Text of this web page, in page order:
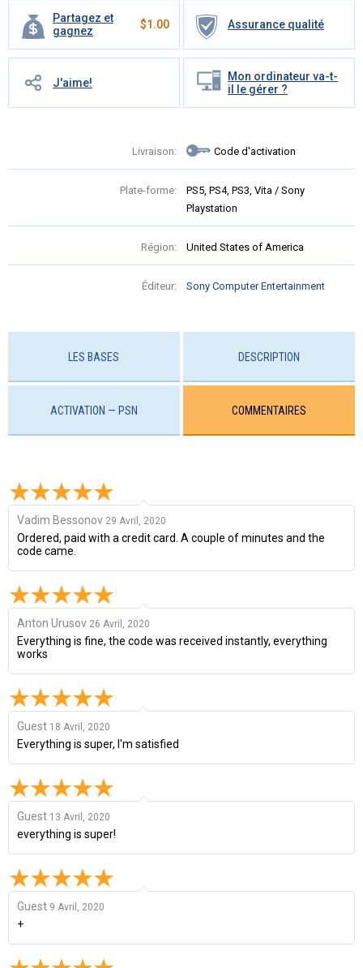
Partagez et
gagnez
$1.00 Assurance qualité
J'aime!
Mon ordinateur va-t-
il le gérer ?
Livraison: Code d'activation
Plate-forme:
PS5, PS4, PS3, Vita / Sony
Playstation
Région: United States of America
Éditeur: Sony Computer Entertainment
LES BASES DESCRIPTION
ACTIVATION — PSN COMMENTAIRES
Vadim Bessonov 29 Avril, 2020
Ordered, paid with a credit card. A couple of minutes and the
code came.
Anton Urusov 26 Avril, 2020
Everything is fine, the code was received instantly, everything
works
Guest 18 Avril, 2020
Everything is super, I'm satisfied
Guest 13 Avril, 2020
everything is super!
Guest 9 Avril, 2020
+